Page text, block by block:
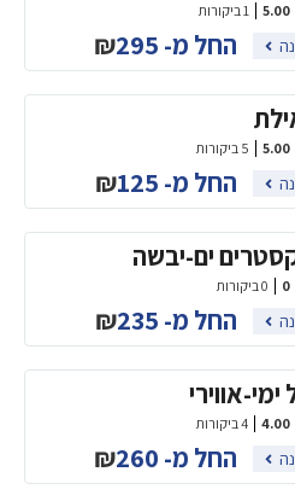
5.00 1 ביקורות
החל מ- ₪295
5.00 5 ביקורות
החל מ- ₪125
ים-יבשה
0 0 ביקורות
החל מ- ₪235
אווירי
4.00 4 ביקורות
החל מ- ₪260